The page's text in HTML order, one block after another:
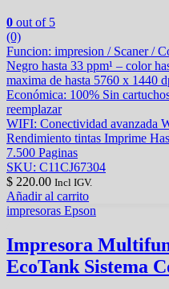
0 out of 5
(0)
Funcion: impresion / Scaner /
Negro hasta 33 ppm¹ – color
maxima de hasta 5760 x 1440
Económica: 100% Sin
reemplazar
WIFI: Conectividad avanzada
Rendimiento tintas Imprime
7.500 Paginas
SKU: C11CJ67304
$ 220.00 Incl IGV.
Añadir al carrito
impresoras Epson
Impresora
EcoTank Sistema